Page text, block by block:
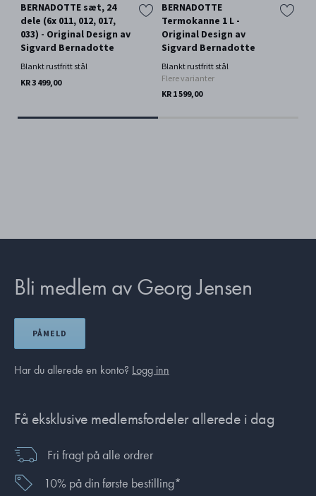
BERNADOTTE sæt, 24
dele (6x 011, 012, 017,
033) - Original Design av
Sigvard Bernadotte
Blankt rustfritt stål
KR 3 499,00
BERNADOTTE
Termokanne 1 L -
Original Design av
Sigvard Bernadotte
Blankt rustfritt stål
Flere varianter
KR 1 599,00
Bli medlem av Georg Jensen
PÅMELD
Har du allerede en konto? Logg inn
Få eksklusive medlemsfordeler allerede i dag
Fri fragt på alle ordrer
10% på din første bestilling*